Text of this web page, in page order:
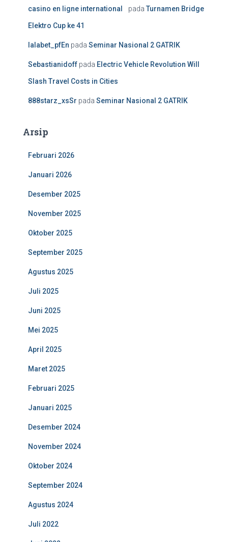
casino en ligne international pada Turnamen Bridge
Elektro Cup ke 41
lalabet_pfEn pada Seminar Nasional 2 GATRIK
Sebastianidoff pada Electric Vehicle Revolution Will
Slash Travel Costs in Cities
888starz_xsSr pada Seminar Nasional 2 GATRIK
Arsip
Februari 2026
Januari 2026
Desember 2025
November 2025
Oktober 2025
September 2025
Agustus 2025
Juli 2025
Juni 2025
Mei 2025
April 2025
Maret 2025
Februari 2025
Januari 2025
Desember 2024
November 2024
Oktober 2024
September 2024
Agustus 2024
Juli 2022